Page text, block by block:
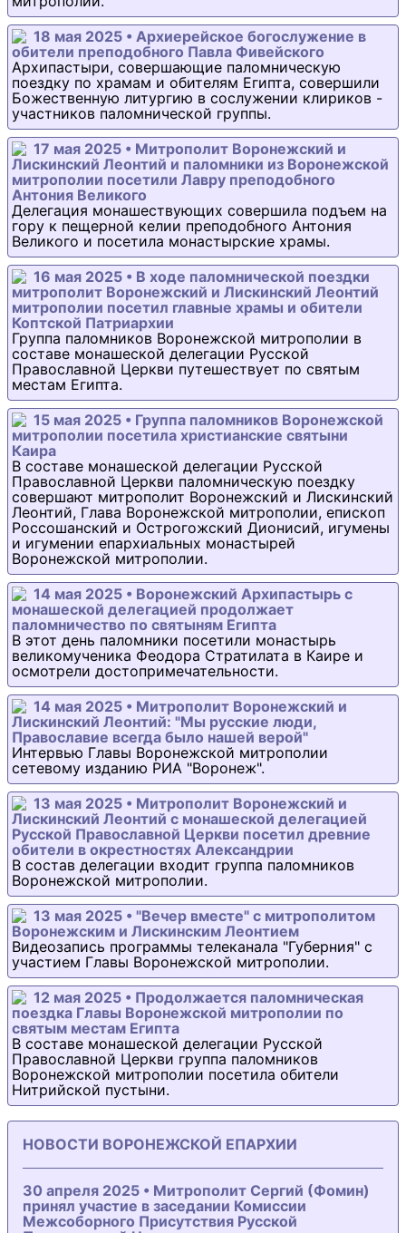
18 мая 2025 • Архиерейское богослужение в
обители преподобного Павла Фивейского
Архипастыри, совершающие паломническую
поездку по храмам и обителям Египта, совершили
Божественную литургию в сослужении клириков -
участников паломнической группы.
17 мая 2025 • Митрополит Воронежский и
Лискинский Леонтий и паломники из Воронежской
митрополии посетили Лавру преподобного
Антония Великого
Делегация монашествующих совершила подъем на
гору к пещерной келии преподобного Антония
Великого и посетила монастырские храмы.
16 мая 2025 • В ходе паломнической поездки
митрополит Воронежский и Лискинский Леонтий
митрополии посетил главные храмы и обители
Коптской Патриархии
Группа паломников Воронежской митрополии в
составе монашеской делегации Русской
Православной Церкви путешествует по святым
местам Египта.
15 мая 2025 • Группа паломников Воронежской
митрополии посетила христианские святыни
Каира
В составе монашеской делегации Русской
Православной Церкви паломническую поездку
совершают митрополит Воронежский и Лискинский
Леонтий, Глава Воронежской митрополии, епископ
Россошанский и Острогожский Дионисий, игумены
и игумении епархиальных монастырей
Воронежской митрополии.
14 мая 2025 • Воронежский Архипастырь с
монашеской делегацией продолжает
паломничество по святыням Египта
В этот день паломники посетили монастырь
великомученика Феодора Стратилата в Каире и
осмотрели достопримечательности.
14 мая 2025 • Митрополит Воронежский и
Лискинский Леонтий: "Мы русские люди,
Православие всегда было нашей верой"
Интервью Главы Воронежской митрополии
сетевому изданию РИА "Воронеж".
13 мая 2025 • Митрополит Воронежский и
Лискинский Леонтий с монашеской делегацией
Русской Православной Церкви посетил древние
обители в окрестностях Александрии
В состав делегации входит группа паломников
Воронежской митрополии.
13 мая 2025 • "Вечер вместе" с митрополитом
Воронежским и Лискинским Леонтием
Видеозапись программы телеканала "Губерния" с
участием Главы Воронежской митрополии.
12 мая 2025 • Продолжается паломническая
поездка Главы Воронежской митрополии по
святым местам Египта
В составе монашеской делегации Русской
Православной Церкви группа паломников
Воронежской митрополии посетила обители
Нитрийской пустыни.
НОВОСТИ ВОРОНЕЖСКОЙ ЕПАРХИИ
30 апреля 2025 • Митрополит Сергий (Фомин)
принял участие в заседании Комиссии
Межсоборного Присутствия Русской